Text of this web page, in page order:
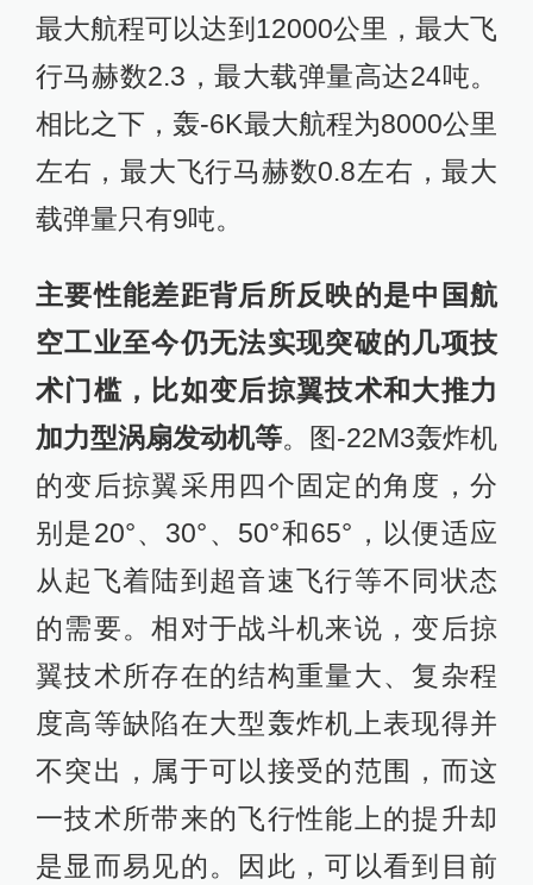
最大航程可以达到12000公里，最大飞
行马赫数2.3，最大载弹量高达24吨。
相比之下，轰-6K最大航程为8000公里
左右，最大飞行马赫数0.8左右，最大
载弹量只有9吨。
主要性能差距背后所反映的是中国航
空工业至今仍无法实现突破的几项技
术门槛，比如变后掠翼技术和大推力
加力型涡扇发动机等。图-22M3轰炸机
的变后掠翼采用四个固定的角度，分
别是20°、30°、50°和65°，以便适应
从起飞着陆到超音速飞行等不同状态
的需要。相对于战斗机来说，变后掠
翼技术所存在的结构重量大、复杂程
度高等缺陷在大型轰炸机上表现得并
不突出，属于可以接受的范围，而这
一技术所带来的飞行性能上的提升却
是显而易见的。因此，可以看到目前